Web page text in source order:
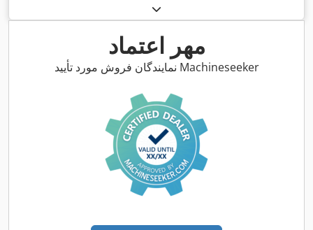
مهر اعتماد
نمایندگان فروش مورد تأیید Machineseeker